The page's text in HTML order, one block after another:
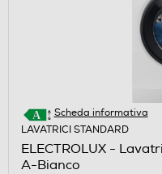
Scheda informativa
LAVATRICI STANDARD
ELECTROLUX -
A-Bianco